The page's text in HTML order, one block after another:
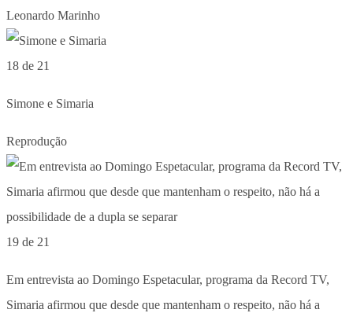
Leonardo Marinho
18 de 21
Simone e Simaria
Reprodução
19 de 21
Em entrevista ao Domingo Espetacular, programa da Record TV,
Simaria afirmou que desde que mantenham o respeito, não há a